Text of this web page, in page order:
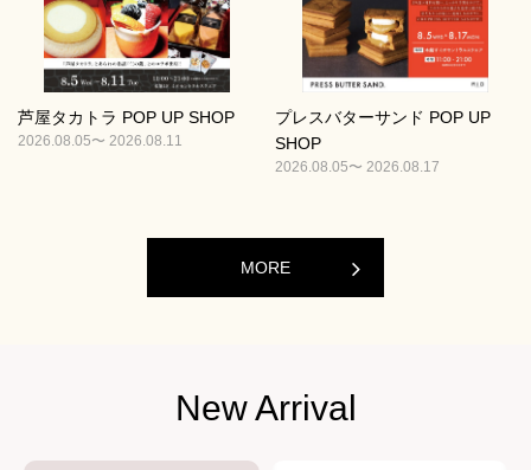
芦屋タカトラ POP UP SHOP
2026.08.05〜 2026.08.11
プレスバターサンド POP UP
SHOP
2026.08.05〜 2026.08.17
MORE
New Arrival